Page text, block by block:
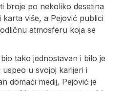
broje po nekoliko desetina
karta više, a Pejović publici
atmosferu koja se
tako jednostavan i bilo je
u svojoj karijeri i
domaći medij, Pejović je